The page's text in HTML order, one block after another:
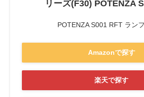
リーズ(F30) POTENZA
POTENZA S001 RFT ラン
Amazonで探す
楽天で探す